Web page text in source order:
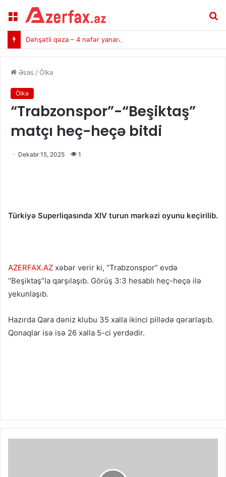
Menu
Dəhşətli qəza – 4 nəfər yanaraq öldü (VİDEO)
Əsas /Ölkə
Ölkə
“Trabzonspor”-“Beşiktaş”
matçı heç-heçə bitdi
Dekabr 15, 2025 1
Türkiyə Superliqasında XIV turun mərkəzi oyunu keçirilib.
AZERFAX.AZ xəbər verir ki, “Trabzonspor” evdə
“Beşiktaş”la qarşılaşıb. Görüş 3:3 hesablı heç-heçə ilə
yekunlaşıb.
Hazırda Qara dəniz klubu 35 xalla ikinci pillədə qərarlaşıb.
Qonaqlar isə isə 26 xalla 5-ci yerdədir.